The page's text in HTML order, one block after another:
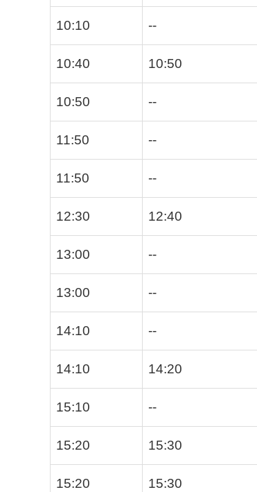
10:10 --
10:40 10:50
10:50 --
11:50 --
11:50 --
12:30 12:40
13:00 --
13:00 --
14:10 --
14:10 14:20
15:10 --
15:20 15:30
15:20 15:30